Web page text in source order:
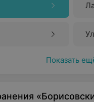
Показать